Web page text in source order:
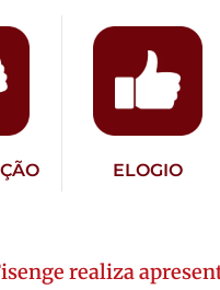
ELOGIO
realiza